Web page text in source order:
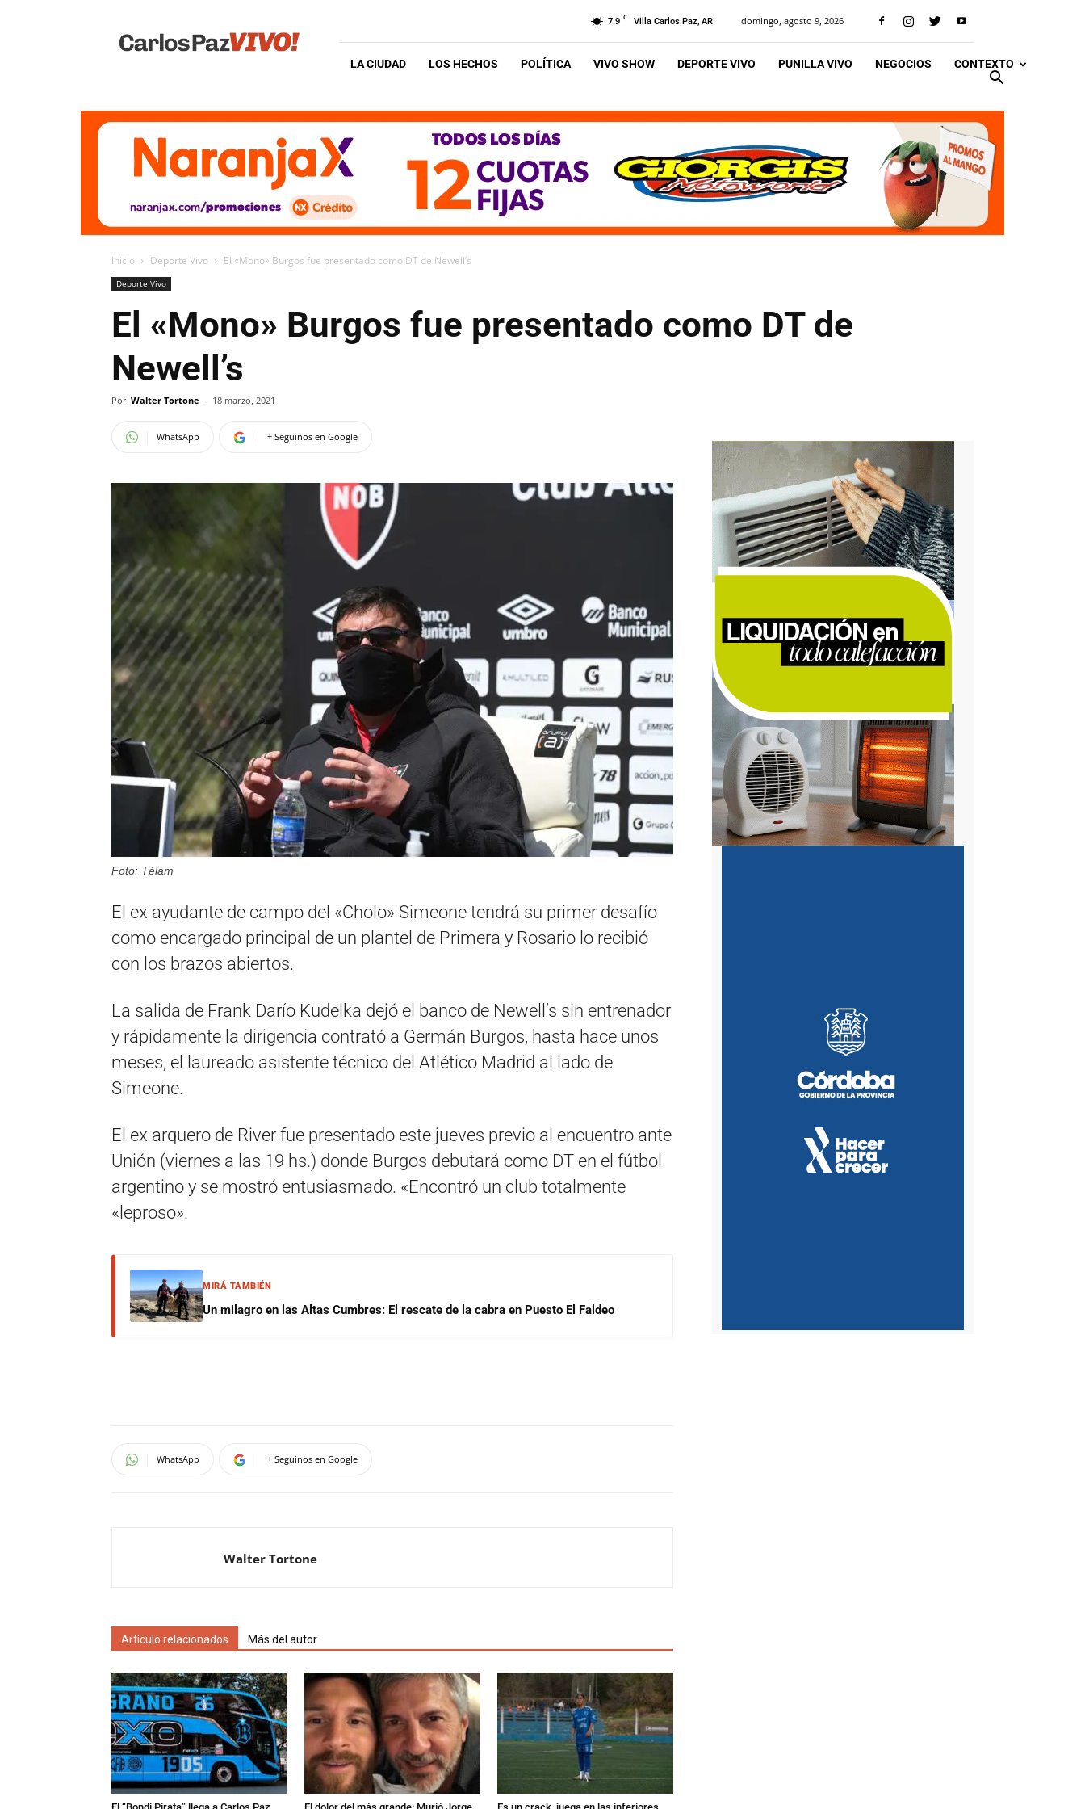
Vivo
7.9 C Villa Carlos Paz, AR domingo, agosto 9, 2026
LA CIUDAD LOS HECHOS POLÍTICA VIVO SHOW DEPORTE VIVO PUNILLA VIVO NEGOCIOS CONTEXTO
Inicio Deporte Vivo El «Mono» Burgos fue presentado como DT de Newell’s
Deporte Vivo
El «Mono» Burgos fue presentado como DT de
Newell’s
Por Walter Tortone - 18 marzo, 2021
WhatsApp + Seguinos en Google
Foto: Télam
El ex ayudante de campo del «Cholo» Simeone tendrá su primer desafío
como encargado principal de un plantel de Primera y Rosario lo recibió
con los brazos abiertos.
La salida de Frank Darío Kudelka dejó el banco de Newell’s sin entrenador
y rápidamente la dirigencia contrató a Germán Burgos, hasta hace unos
meses, el laureado asistente técnico del Atlético Madrid al lado de
Simeone.
El ex arquero de River fue presentado este jueves previo al encuentro ante
Unión (viernes a las 19 hs.) donde Burgos debutará como DT en el fútbol
argentino y se mostró entusiasmado. «Encontró un club totalmente
«leproso».
MIRÁ TAMBIÉN
Un milagro en las Altas Cumbres: El rescate de la cabra en Puesto El Faldeo
WhatsApp + Seguinos en Google
Walter Tortone
Artículo relacionados Más del autor